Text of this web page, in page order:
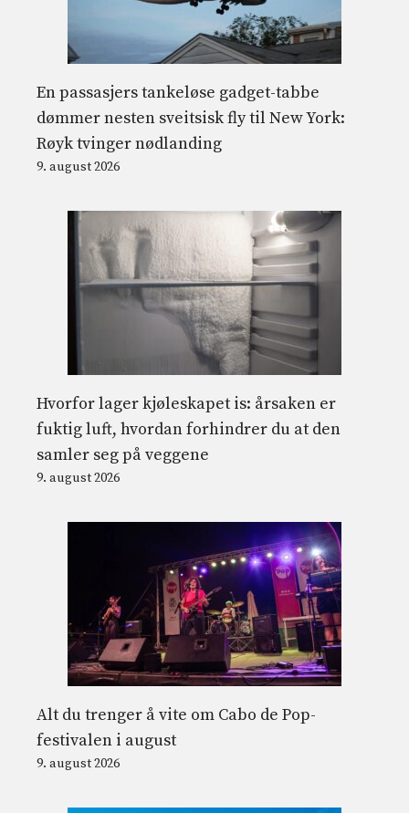
En passasjers tankeløse gadget-tabbe
dømmer nesten sveitsisk fly til New York:
Røyk tvinger nødlanding
9. august 2026
Hvorfor lager kjøleskapet is: årsaken er
fuktig luft, hvordan forhindrer du at den
samler seg på veggene
9. august 2026
Alt du trenger å vite om Cabo de Pop-
festivalen i august
9. august 2026